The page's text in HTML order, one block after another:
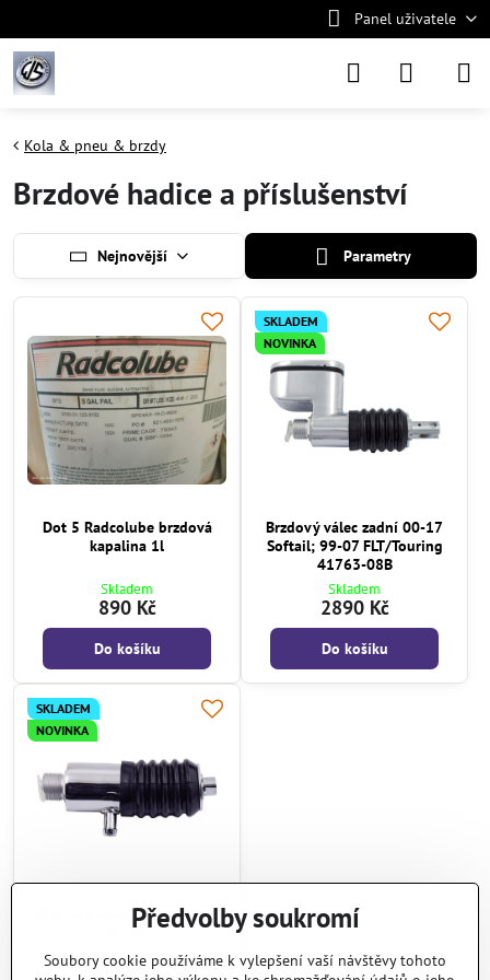
Panel uživatele
Kola & pneu & brzdy
Brzdové hadice a příslušenství
Nejnovější Parametry
Dot 5 Radcolube brzdová
kapalina 1l
Skladem
890 Kč
Do košíku
SKLADEM
NOVINKA
Brzdový válec zadní 00-17
Softail; 99-07 FLT/Touring
41763-08B
Skladem
2890 Kč
Do košíku
SKLADEM
NOVINKA
Brzdový válec zadní Softail
87-99
Skladem
Předvolby soukromí
Soubory cookie používáme k vylepšení vaší návštěvy tohoto